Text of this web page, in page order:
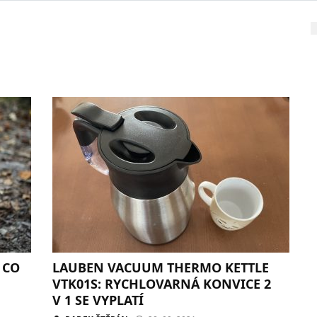
LAUBEN VACUUM THERMO KETTLE
VTK01S: RYCHLOVARNÁ KONVICE 2
V 1 SE VYPLATÍ